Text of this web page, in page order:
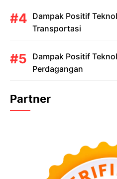
Dampak Positif
Transportasi
Dampak Positif
Perdagangan
Partner